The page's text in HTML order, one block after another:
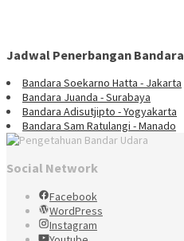
Jadwal Penerbangan Bandara
Bandara Soekarno Hatta - Jakarta
Bandara Juanda - Surabaya
Bandara Adisutjipto - Yogyakarta
Bandara Sam Ratulangi - Manado
Social Network
Facebook
WordPress
Instagram